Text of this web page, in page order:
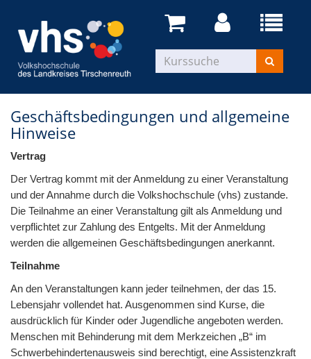
Geschäftsbedingungen und allgemeine
Hinweise
Vertrag
Der Vertrag kommt mit der Anmeldung zu einer Veranstaltung
und der Annahme durch die Volkshochschule (vhs) zustande.
Die Teilnahme an einer Veranstaltung gilt als Anmeldung und
verpflichtet zur Zahlung des Entgelts. Mit der Anmeldung
werden die allgemeinen Geschäftsbedingungen anerkannt.
Teilnahme
An den Veranstaltungen kann jeder teilnehmen, der das 15.
Lebensjahr vollendet hat. Ausgenommen sind Kurse, die
ausdrücklich für Kinder oder Jugendliche angeboten werden.
Menschen mit Behinderung mit dem Merkzeichen „B“ im
Schwerbehindertenausweis sind berechtigt, eine Assistenzkraft